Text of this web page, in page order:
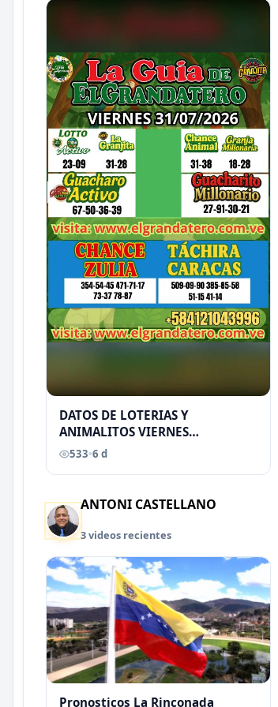
DATOS DE LOTERIAS Y
ANIMALITOS VIERNES
31/07/2026
533•6 d
ANTONI CASTELLANO
3 videos recientes
Pronosticos La Rinconada